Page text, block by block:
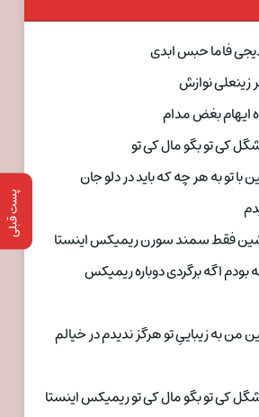
پست قبلی
فاما حبس ابدی
زینعلی نوازش
ایهام بغض مدام
کی تو بگو مال کی تو
با تو به هر چه که باید در دلو جان
فقط سمند سورن ریمیکس اینستا
بودم اگه برگردی دوباره ریمیکس
من به زیباییِ تو هرگز ندیدم در خیالم
کی تو بگو مال کی تو ریمیکس اینستا